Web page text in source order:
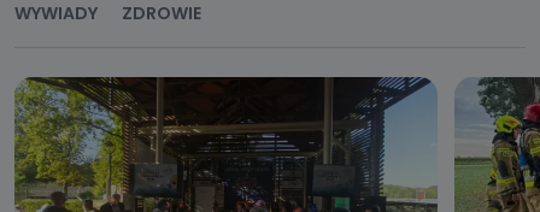
WYWIADY
ZDROWIE